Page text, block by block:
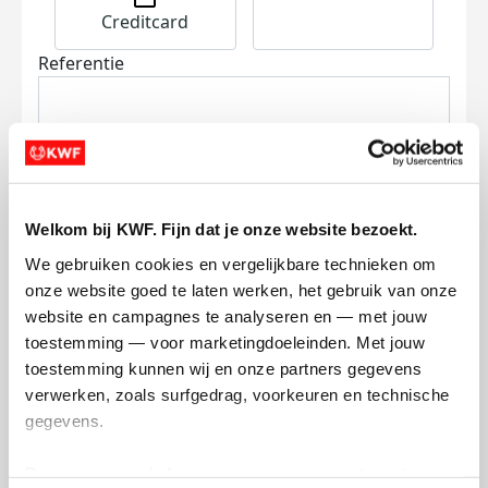
Welkom bij KWF. Fijn dat je onze website bezoekt.
We gebruiken cookies en vergelijkbare technieken om
onze website goed te laten werken, het gebruik van onze
website en campagnes te analyseren en — met jouw
toestemming — voor marketingdoeleinden. Met jouw
toestemming kunnen wij en onze partners gegevens
verwerken, zoals surfgedrag, voorkeuren en technische
gegevens.
Creditcard
Referentie
Ik wil bijdragen aan de transactiekosten
en betaal €0.75 extra.
Doneer nu